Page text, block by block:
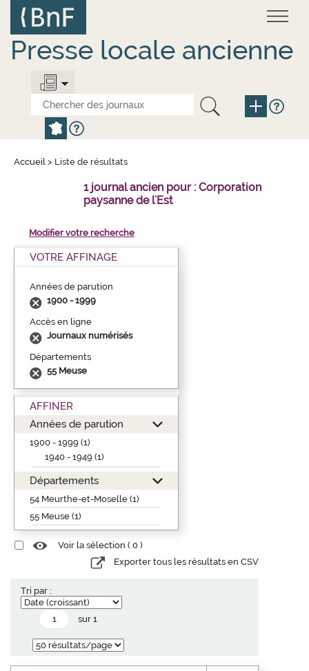
contenu
principal
Presse locale ancienne
Accueil > Liste de résultats
1 journal ancien pour : Corporation
paysanne de l'Est
Modifier votre recherche
VOTRE AFFINAGE
Années de parution
1900 - 1999
Accès en ligne
Journaux numérisés
Départements
55 Meuse
AFFINER
Années de parution
1900 - 1999 (1)
1940 - 1949 (1)
Départements
54 Meurthe-et-Moselle (1)
55 Meuse (1)
Voir la sélection ( 0 )
Exporter tous les résultats en CSV
Tri par :
sur 1
Panneau de gestion des cookies